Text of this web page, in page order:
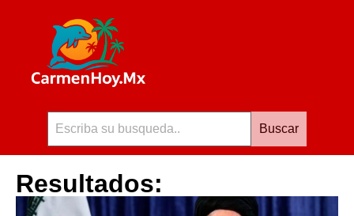
Buscar
Resultados: